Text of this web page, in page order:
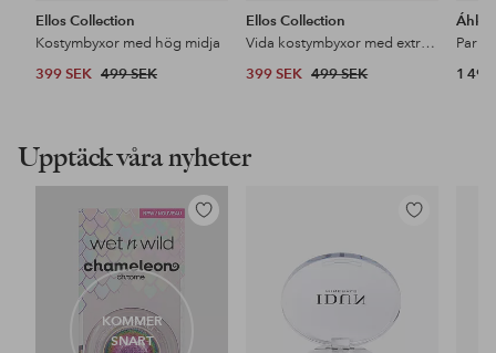
Ellos Collection
Kostymbyxor med hög midja
399 SEK 499 SEK
Ellos Collection
Vida kostymbyxor med extra hög midja
399 SEK 499 SEK 1 499
Upptäck våra nyheter
KOMMER
SNART
Lägg
Lägg